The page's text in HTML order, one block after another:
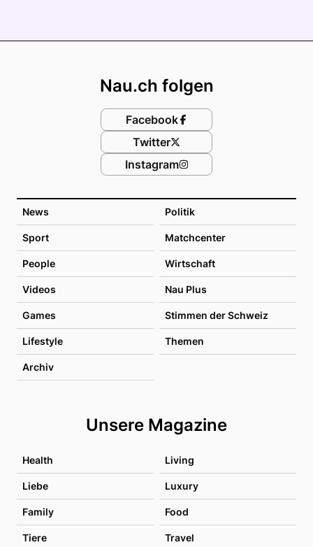
News Politik
Sport Matchcenter
People Wirtschaft
Videos Nau Plus
Games Stimmen der Schweiz
Lifestyle Themen
Archiv
Unsere Magazine
Health Living
Liebe Luxury
Family Food
Tiere Travel
Nau.ch folgen
Facebook
Twitter
Instagram